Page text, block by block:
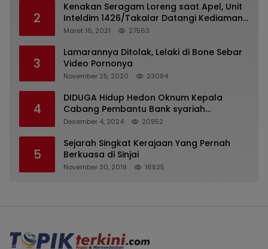
2
Kenakan Seragam Loreng saat Apel, Unit
Inteldim 1426/Takalar Datangi Kediaman
Kasatpol PP
Maret 16, 2021 27563
3
Lamarannya Ditolak, Lelaki di Bone Sebar
Video Pornonya
November 25, 2020 23084
4
DIDUGA Hidup Hedon Oknum Kepala
Cabang Pembantu Bank syariah
Indonesia Unit Hasan Basri di Banjarmasin
Milyaran Rupiah dan Bilyet Giro Tidak
Terdaftar, OJK Kalsel : Bertemu Tanggal 11
Desember 4, 2024 20952
5
Sejarah Singkat Kerajaan Yang Pernah
Berkuasa di Sinjai
November 30, 2019 16825